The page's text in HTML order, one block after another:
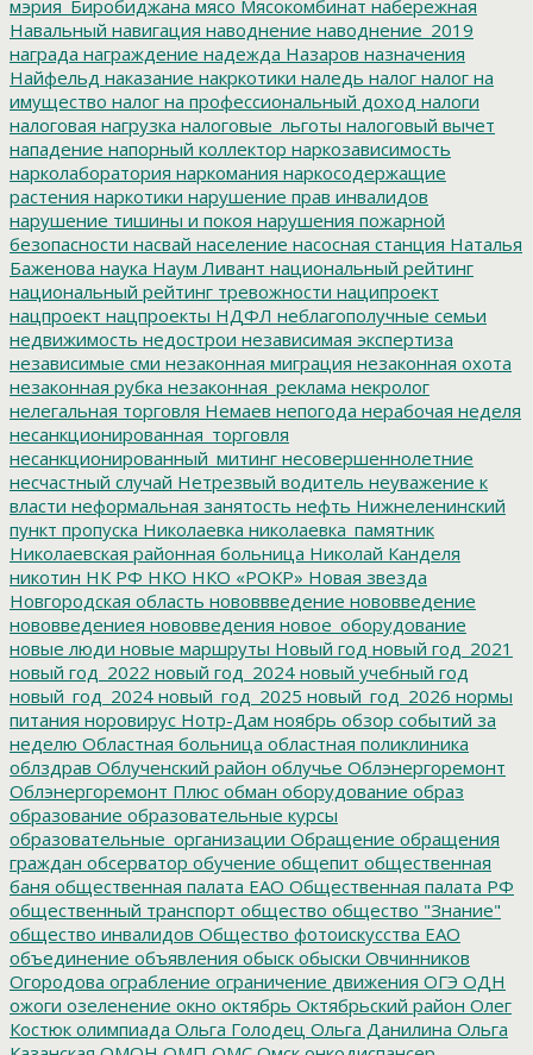
мэрия_Биробиджана мясо Мясокомбинат набережная
Навальный навигация наводнение наводнение_2019
награда награждение надежда Назаров назначения
Найфельд наказание накркотики наледь налог налог на
имущество налог на профессиональный доход налоги
налоговая нагрузка налоговые_льготы налоговый вычет
нападение напорный коллектор наркозависимость
нарколаборатория наркомания наркосодержащие
растения наркотики нарушение прав инвалидов
нарушение тишины и покоя нарушения пожарной
безопасности насвай население насосная станция Наталья
Баженова наука Наум Ливант национальный рейтинг
национальный рейтинг тревожности наципроект
нацпроект нацпроекты НДФЛ неблагополучные семьи
недвижимость недострои независимая экспертиза
независимые сми незаконная миграция незаконная охота
незаконная рубка незаконная_реклама некролог
нелегальная торговля Немаев непогода нерабочая неделя
несанкционированная_торговля
несанкционированный_митинг несовершеннолетние
несчастный случай Нетрезвый водитель неуважение к
власти неформальная занятость нефть Нижнеленинский
пункт пропуска Николаевка николаевка_памятник
Николаевская районная больница Николай Канделя
никотин НК РФ НКО НКО «РОКР» Новая звезда
Новгородская область нововвведение нововведение
нововведениея нововведения новое_оборудование
новые люди новые маршруты Новый год новый год_2021
новый год_2022 новый год_2024 новый учебный год
новый_год_2024 новый_год_2025 новый_год_2026 нормы
питания норовирус Нотр-Дам ноябрь обзор событий за
неделю Областная больница областная поликлиника
облздрав Облученский район облучье Облэнергоремонт
Облэнергоремонт Плюс обман оборудование образ
образование образовательные курсы
образовательные_организации Обращение обращения
граждан обсерватор обучение общепит общественная
баня общественная палата ЕАО Общественная палата РФ
общественный транспорт общество общество "Знание"
общество инвалидов Общество фотоискусства ЕАО
объединение объявления обыск обыски Овчинников
Огородова ограбление ограничение движения ОГЭ ОДН
ожоги озеленение окно октябрь Октябрьский район Олег
Костюк олимпиада Ольга Голодец Ольга Данилина Ольга